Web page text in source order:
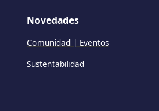
Novedades
Comunidad | Eventos
Sustentabilidad